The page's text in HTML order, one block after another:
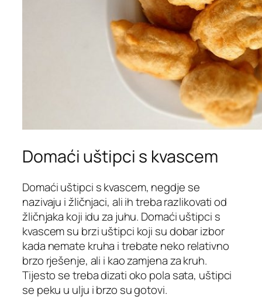
Domaći uštipci s kvascem
Domaći uštipci s kvascem, negdje se
nazivaju i žličnjaci, ali ih treba razlikovati od
žličnjaka koji idu za juhu. Domaći uštipci s
kvascem su brzi uštipci koji su dobar izbor
kada nemate kruha i trebate neko relativno
brzo rješenje, ali i kao zamjena za kruh.
Tijesto se treba dizati oko pola sata, uštipci
se peku u ulju i brzo su gotovi.